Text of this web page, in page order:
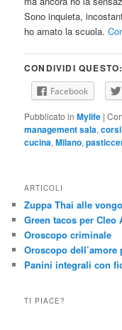
Sono inquieta,
ho amato la scuola.
CONDIVIDI QUESTO:
Facebook
Pubblicato in Mylife |
management sala,
cucina,Milano,
ARTICOLI
Zuppa Thai alle
Green tacos per Cleo
Oroscopo criminale
Oroscopo dell’amore
Panini integrali con
TI PIACE?